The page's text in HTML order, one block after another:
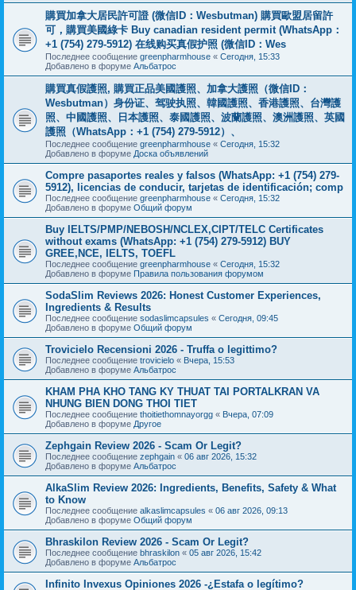
購買加拿大居民許可證 (微信ID：Wesbutman) 購買歐盟居留許
可，購買美國綠卡 Buy canadian resident permit (WhatsApp：
+1 (754) 279-5912) 在线购买真假护照 (微信ID：Wes
Последнее сообщение greenpharmhouse « Сегодня, 15:33
Добавлено в форуме Альбатрос
購買真假護照, 購買正品美國護照、加拿大護照（微信ID：
Wesbutman）身份证、驾驶执照、韓國護照、香港護照、台灣護
照、中國護照、日本護照、泰國護照、波蘭護照、澳洲護照、英國
護照（WhatsApp：+1 (754) 279-5912）、
Последнее сообщение greenpharmhouse « Сегодня, 15:32
Добавлено в форуме Доска объявлений
Compre pasaportes reales y falsos (WhatsApp: +1 (754) 279-
5912), licencias de conducir, tarjetas de identificación; comp
Последнее сообщение greenpharmhouse « Сегодня, 15:32
Добавлено в форуме Общий форум
Buy IELTS/PMP/NEBOSH/NCLEX,CIPT/TELC Certificates
without exams (WhatsApp: +1 (754) 279-5912) BUY
GREE,NCE, IELTS, TOEFL
Последнее сообщение greenpharmhouse « Сегодня, 15:32
Добавлено в форуме Правила пользования форумом
SodaSlim Reviews 2026: Honest Customer Experiences,
Ingredients & Results
Последнее сообщение sodaslimcapsules « Сегодня, 09:45
Добавлено в форуме Общий форум
Trovicielo Recensioni 2026 - Truffa o legittimo?
Последнее сообщение trovicielo « Вчера, 15:53
Добавлено в форуме Альбатрос
KHAM PHA KHO TANG KY THUAT TAI PORTALKRAN VA
NHUNG BIEN DONG THOI TIET
Последнее сообщение thoitiethomnayorgg « Вчера, 07:09
Добавлено в форуме Другое
Zephgain Review 2026 - Scam Or Legit?
Последнее сообщение zephgain « 06 авг 2026, 15:32
Добавлено в форуме Альбатрос
AlkaSlim Review 2026: Ingredients, Benefits, Safety & What
to Know
Последнее сообщение alkaslimcapsules « 06 авг 2026, 09:13
Добавлено в форуме Общий форум
Bhraskilon Review 2026 - Scam Or Legit?
Последнее сообщение bhraskilon « 05 авг 2026, 15:42
Добавлено в форуме Альбатрос
Infinito Invexus Opiniones 2026 -¿Estafa o legítimo?